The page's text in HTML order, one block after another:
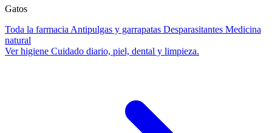
Gatos
Toda la farmacia Antipulgas y garrapatas Desparasitantes Medicina
natural
Ver higiene Cuidado diario, piel, dental y limpieza.